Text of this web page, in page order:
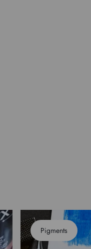
Pigments